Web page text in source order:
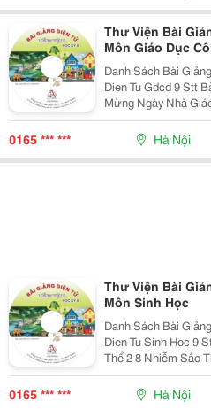
Thư Viện Bài
Môn Giáo Dục
Danh Sách Bài
Dien Tu Gdcd 9 Stt Bài/Tiết Nội Dung 1 Hđ Gdngll Chào
Mừng Ngày Nhà
Mừng Ngày Thành
Tấm Gương Ý Chí
0165 *** *** Hà Nội
Thư Viện Bài
Môn Sinh Học
Danh Sách Bài
Dien Tu Sinh Hoc 9 Stt Bài/Tiết Nội Dung 1 8 Nhiễm Sắc
Thể 2 8 Nhiễm Sắc
Giao Tử Và Thụ
13 Di Truyền Liên
0165 *** *** Hà Nội